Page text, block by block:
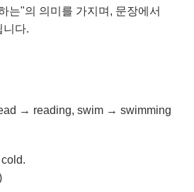
는"의 의미를 가지며, 문장에서
니다.
→ reading, swim → swimming​